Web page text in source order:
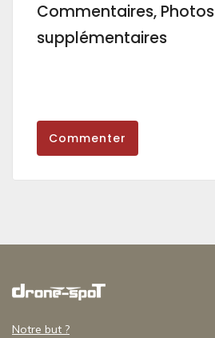
Commentaires, Photos
supplémentaires
Commenter
Notre but ?